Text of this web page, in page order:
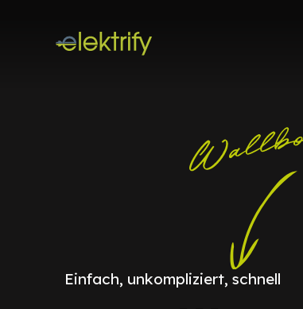
Einfach, unkompliziert, schnell